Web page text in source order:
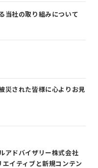
当社の取り組みについて
災された皆様に心よりお見
アドバイザリー株式会社
イティブと新規コンテン